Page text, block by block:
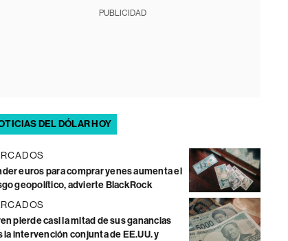
PUBLICIDAD
DEL DÓLAR HOY
euros para comprar yenes aumenta el
geopolítico, advierte BlackRock
pierde casi la mitad de sus ganancias
la intervención conjunta de EE.UU. y